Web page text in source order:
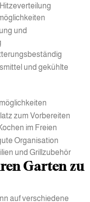
und
und gekühlte
zum Vorbereiten
im Freien
Organisation
und Grillzubehör
Garten zu
auf verschiedene